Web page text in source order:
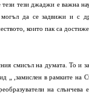
тези джаджи е важна
да се задвижи и с
които пак са
смисъл на думата. То и
„ ,замислен в рамките на
на слънчева